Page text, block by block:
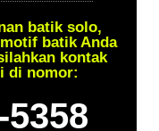
batik solo,
batik Anda
kontak
di nomor:
5358